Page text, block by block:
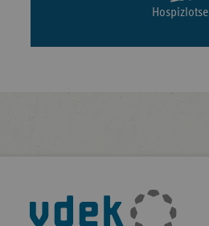
Hospizlotse
Fußleisten-
Navigation